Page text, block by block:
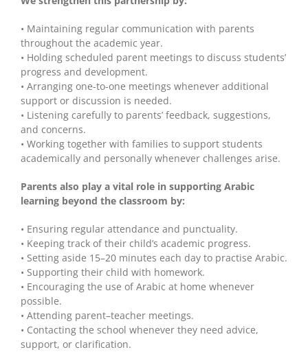
• Maintaining regular communication with parents
throughout the academic year.
• Holding scheduled parent meetings to discuss students’
progress and development.
• Arranging one-to-one meetings whenever additional
support or discussion is needed.
• Listening carefully to parents’ feedback, suggestions,
and concerns.
• Working together with families to support students
academically and personally whenever challenges arise.
Parents also play a vital role in supporting Arabic
learning beyond the classroom by:
• Ensuring regular attendance and punctuality.
• Keeping track of their child’s academic progress.
• Setting aside 15–20 minutes each day to practise Arabic.
• Supporting their child with homework.
• Encouraging the use of Arabic at home whenever
possible.
• Attending parent–teacher meetings.
• Contacting the school whenever they need advice,
support, or clarification.